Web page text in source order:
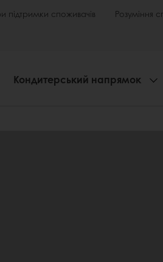
підтримки споживачів Розуміння
Кондитерський напрямок